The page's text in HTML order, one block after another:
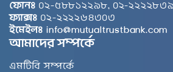
ফোনঃ ০২-৫৮৮১২২৯৮, ০২-
ফ্যাক্সঃ ০২-২২২২৬৪৩০৩
ইমেইলঃ info@mutualtrustbank.com
আমাদের সম্পর্কে
এমটিবি সম্পর্কে